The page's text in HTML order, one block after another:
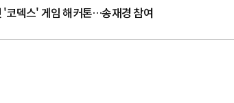
'코덱스' 게임 해커톤…송재경 참여